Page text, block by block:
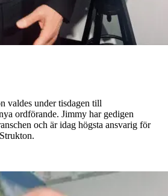
valdes under tisdagen till
ordförande. Jimmy har gedigen
och är idag högsta ansvarig för